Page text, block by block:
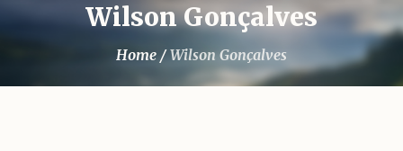
Wilson Gonçalves
Home /Wilson Gonçalves